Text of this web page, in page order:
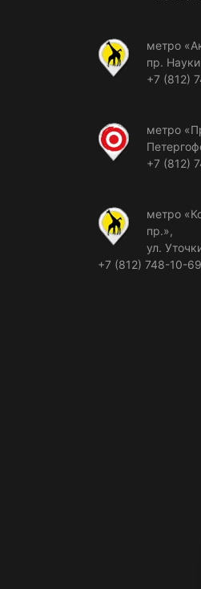
метро
пр.
+7 (812)
метро
+7 (812)
метро
пр.»,
ул.
+7 (812) 748-10-69